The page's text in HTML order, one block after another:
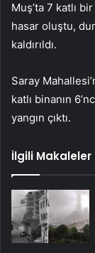
Muş’ta 7 katlı
hasar oluştu,
kaldırıldı.
Saray
katlı binanın
yangın çıktı.
İlgili Makaleler